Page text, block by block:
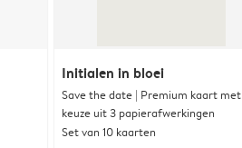
Initialen in bloei
Save the date | Premium kaart met
keuze uit 3 papierafwerkingen
Set van 10 kaarten